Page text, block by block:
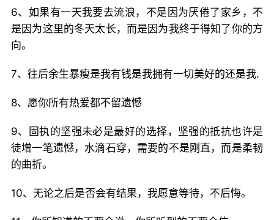
6、如果有一天我要去流浪，不是因为厌倦了家乡，不
是因为这里的冬天太长，而是因为我终于得知了你的方
向。
7、往后余生暴瘦是我有钱是我拥有一切美好的还是我.
8、愿你所有热爱都不留遗憾
9、固执的坚强未必是最好的选择，坚强的抵抗也许是
徒增一笔遗憾，水滴石穿，需要的不是刚直，而是柔韧
的曲折。
10、无论之后是否会有结果，我愿意等待，不后悔。